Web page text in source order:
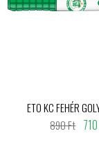
ETO KC FEHÉR
890 Ft